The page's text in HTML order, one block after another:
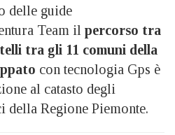
delle guide
Team il percorso tra
tra gli 11 comuni della
con tecnologia Gps è
al catasto degli
Regione Piemonte.